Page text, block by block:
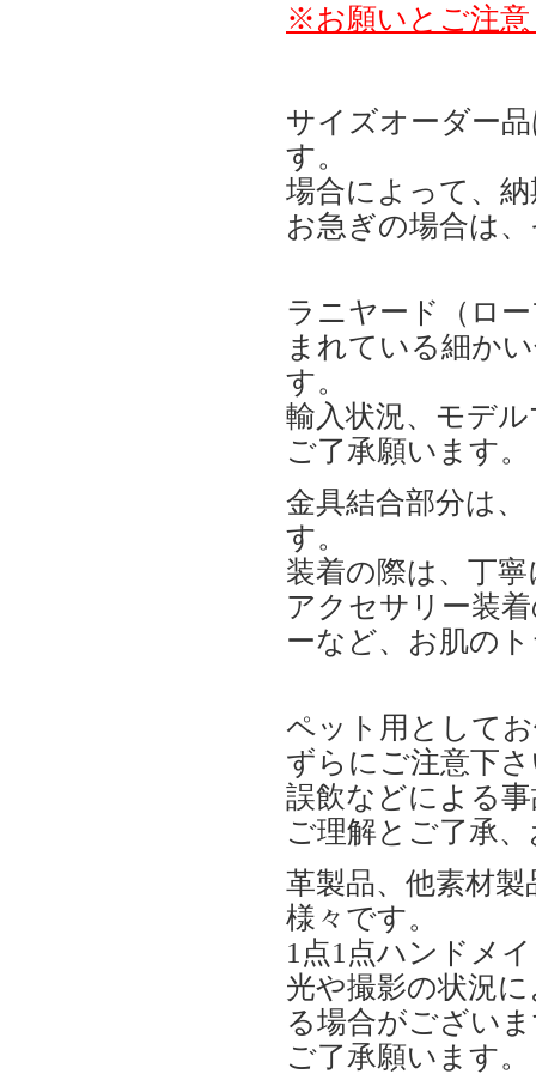
※お願いとご注意
サイズオーダー
す。
場合によって、
お急ぎの場合は
ラニヤード（ロ
まれている細か
す。
輸入状況、モデ
ご了承願います。
金具結合部分は
す。
装着の際は、丁
アクセサリー装
ーなど、お肌の
ペット用として
ずらにご注意下
誤飲などによる
ご理解とご了承
革製品、他素材
様々です。
1点1点ハンドメ
光や撮影の状況
る場合がござい
ご了承願います。